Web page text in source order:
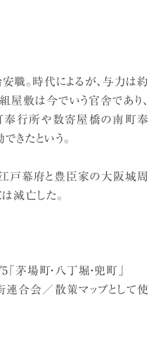
職。時代によるが、与力は約
屋敷は今でいう官舎であり、
奉行所や数寄屋橋の南町奉
きたという。
戸幕府と豊臣家の大阪城周
滅亡した。
茅場町・八丁堀・兜町」
連合会／散策マップとして使